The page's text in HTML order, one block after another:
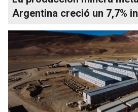
Argentina creció un 7,7%